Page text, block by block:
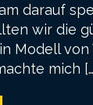
darauf
wir die
Modell von
mich